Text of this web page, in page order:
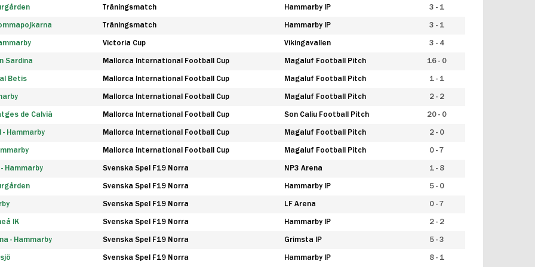
Träningsmatch Hammarby IP 3 - 1
Träningsmatch Hammarby IP 3 - 1
Victoria Cup Vikingavallen 3 - 4
Sardina Mallorca International Football Cup Magaluf Football Pitch 16 - 0
Betis Mallorca International Football Cup Magaluf Football Pitch 1 - 1
Mallorca International Football Cup Magaluf Football Pitch 2 - 2
de Calvià Mallorca International Football Cup Son Caliu Football Pitch 20 - 0
Hammarby Mallorca International Football Cup Magaluf Football Pitch 2 - 0
Mallorca International Football Cup Magaluf Football Pitch 0 - 7
Hammarby Svenska Spel F19 Norra NP3 Arena 1 - 8
Svenska Spel F19 Norra Hammarby IP 5 - 0
Svenska Spel F19 Norra LF Arena 0 - 7
IK Svenska Spel F19 Norra Hammarby IP 2 - 2
- Hammarby Svenska Spel F19 Norra Grimsta IP 5 - 3
Svenska Spel F19 Norra Hammarby IP 8 - 1